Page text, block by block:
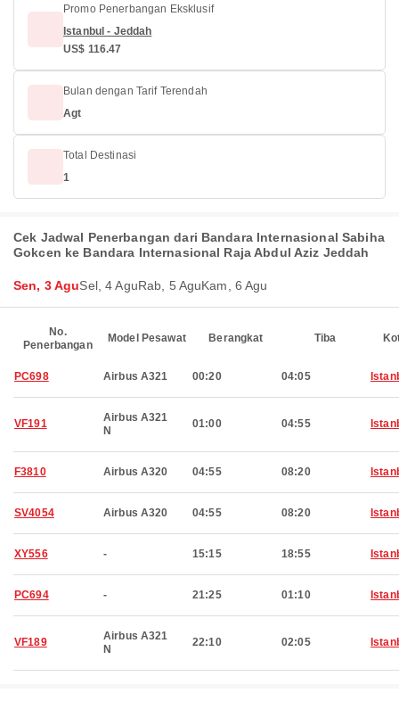
Promo Penerbangan Eksklusif
Istanbul - Jeddah
US$ 116.47
Bulan dengan Tarif Terendah
Agt
Total Destinasi
1
Cek Jadwal Penerbangan dari Bandara Internasional Sabiha
Gokcen ke Bandara Internasional Raja Abdul Aziz Jeddah
Sen, 3 AguSel, 4 AguRab, 5 AguKam, 6 Agu
No.
Penerbangan
Model Pesawat Berangkat Tiba
PC698 Airbus A321 00:20 04:05
VF191
Airbus A321
N
01:00 04:55
F3810 Airbus A320 04:55 08:20
SV4054 Airbus A320 04:55 08:20
XY556 - 15:15 18:55
PC694 - 21:25 01:10
VF189
Airbus A321
N
22:10 02:05